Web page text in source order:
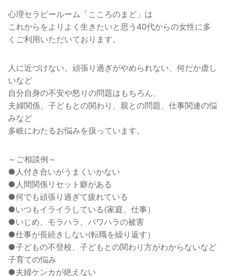
心理セラピールーム「こころのまど」は
これからをよりよく生きたいと思う40代からの女性に多
くご利用いただいております。
人に近づけない、頑張り過ぎがやめられない、何だか虚し
いなど
自分自身の不安や怒りの問題はもちろん、
夫婦関係、子どもとの関わり、親との問題、仕事関連の悩
みなど
多岐にわたるお悩みを扱っています。
～ご相談例～
●人付き合いがうまくいかない
●人間関係リセット癖がある
●何でも頑張り過ぎて疲れている
●いつもイライラしている(家庭、仕事）
●いじめ、モラハラ、パワハラの被害
●仕事が長続きしない(転職を繰り返す）
●子どもの不登校、子どもとの関わり方がわからないなど
子育ての悩み
●夫婦ケンカが絶えない